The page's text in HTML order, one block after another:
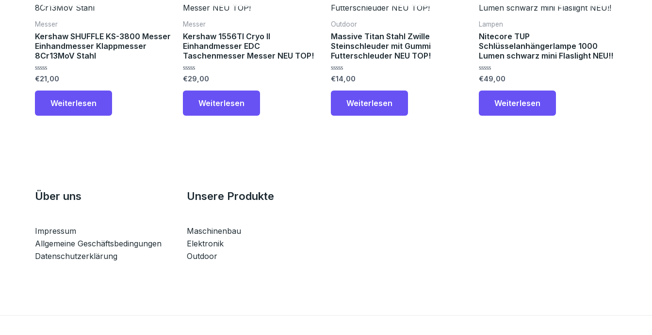
Messer
Kershaw SHUFFLE KS-3800 Messer
Einhandmesser Klappmesser
8Cr13MoV Stahl
Bewertet
0
€21,00
Weiterlesen
Messer
Kershaw 1556TI Cryo II
Einhandmesser EDC
Taschenmesser Messer NEU TOP!
Bewertet
0
€29,00
Weiterlesen
Outdoor
Massive Titan Stahl Zwille
Steinschleuder mit Gummi
Futterschleuder NEU TOP!
Bewertet
0
€14,00
Weiterlesen
Lampen
Nitecore TUP
Schlüsselanhängerlampe 1000
Lumen schwarz mini Flaslight NEU!!
Bewertet
0
€49,00
Weiterlesen
Über uns
Impressum
Allgemeine Geschäftsbedingungen
Datenschutzerklärung
Unsere Produkte
Maschinenbau
Elektronik
Outdoor